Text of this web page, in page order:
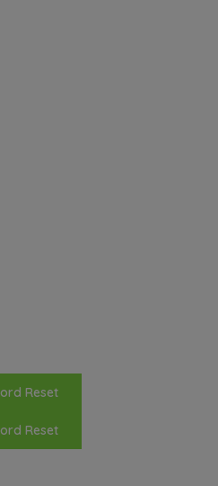
Reset
Reset